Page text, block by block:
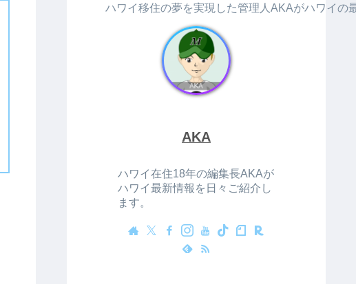
ハワイ移住の夢を実現した管理人AKAがハワイの
AKA
ハワイ在住18年の編集長AKAが
ハワイ最新情報を日々ご紹介し
ます。